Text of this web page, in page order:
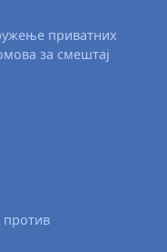
приватних
за смештај
против